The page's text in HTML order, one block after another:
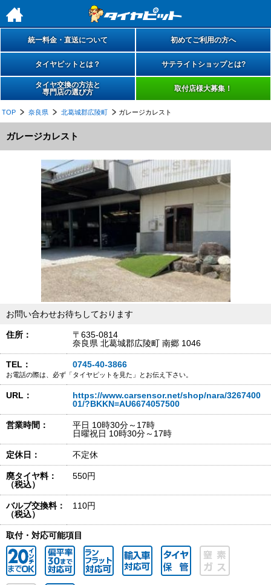
h
統一料金・直送について 初めてご利用の方へ
タイヤピットとは？ サテライトショップとは?
タイヤ交換の方法と
専門店の選び方
取付店様大募集！
TOP 奈良県 北葛城郡広陵町 ガレージカレスト
ガレージカレスト
お問い合わせお待ちしております
住所：
〒635-0814
奈良県 北葛城郡広陵町 南郷 1046
TEL： 0745-40-3866
お電話の際は、必ず「タイヤピットを見た」とお伝え下さい。
URL：
https://www.carsensor.net/shop/nara/3267400
01/?BKKN=AU6674057500
営業時間：
平日 10時30分～17時
日曜祝日 10時30分～17時
定休日： 不定休
廃タイヤ料：
（税込）
550円
バルブ交換料：
（税込）
110円
取付・対応可能項目